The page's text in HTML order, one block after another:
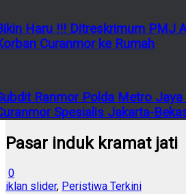
Haru !!! Ditreskrimum PMJ
Curanmor ke Rumah
Ranmor Polda Metro
Spesialis Jakarta-
Pasar induk kramat jati
0
iklan slider, Peristiwa Terkini